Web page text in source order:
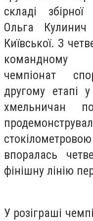
складі
Ольга
Київської. З
командному
чемпіонат
другому етапі
хмельничан
впоралась
фінішну лінію
У розіграші